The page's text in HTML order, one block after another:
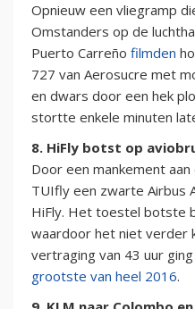
Opnieuw een vliegramp
Omstanders op de
Puerto Carreño filmden
727 van Aerosucre met
en dwars door een hek
stortte enkele minuten
8. HiFly botst op
Door een mankement
TUIfly een zwarte Airbus
HiFly. Het toestel botste
waardoor het niet verder
vertraging van 43 uur
grootste van heel 2016.